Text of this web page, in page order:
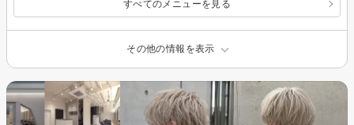
すべてのメニューを見る
その他の情報を表示